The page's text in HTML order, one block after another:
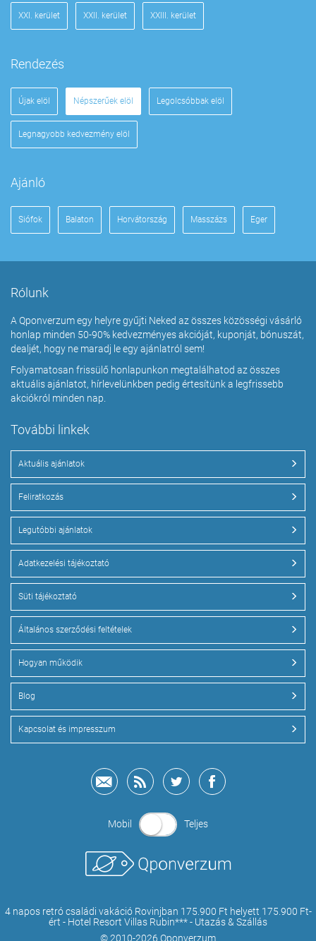
XXI. kerület XXII. kerület XXIII. kerület
Rendezés
Újak elöl Népszerűek elöl Legolcsóbbak elöl
Legnagyobb kedvezmény elöl
Ajánló
Siófok Balaton Horvátország Masszázs Eger
Rólunk
A Qponverzum egy helyre gyűjti Neked az összes közösségi vásárló
honlap minden 50-90% kedvezményes akcióját, kuponját, bónuszát,
dealjét, hogy ne maradj le egy ajánlatról sem!
Folyamatosan frissülő honlapunkon megtalálhatod az összes
aktuális ajánlatot, hírlevelünkben pedig értesítünk a legfrissebb
akciókról minden nap.
További linkek
Aktuális ajánlatok
Feliratkozás
Legutóbbi ajánlatok
Adatkezelési tájékoztató
Süti tájékoztató
Általános szerződési feltételek
Hogyan működik
Blog
Kapcsolat és impresszum
Mobil Teljes
4 napos retró családi vakáció Rovinjban 175.900 Ft helyett 175.900 Ft-
ért - Hotel Resort Villas Rubin*** - Utazás & Szállás
© 2010-2026 Qponverzum